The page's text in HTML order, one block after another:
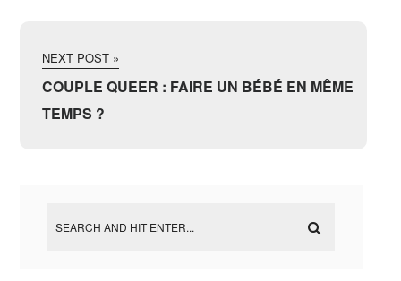
NEXT POST »
COUPLE QUEER : FAIRE UN BÉBÉ EN MÊME
TEMPS ?